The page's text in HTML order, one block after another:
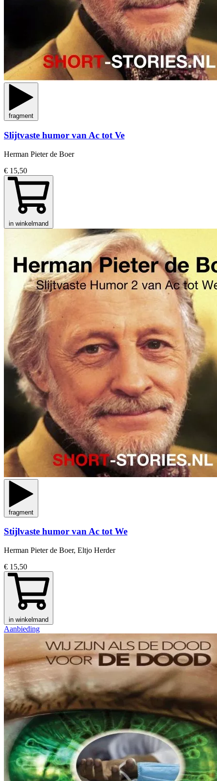
fragment
Slijtvaste humor van Ac tot Ve
Herman Pieter de Boer
€ 15,50
in winkelmand
fragment
Stijlvaste humor van Ac tot We
Herman Pieter de Boer, Eltjo Herder
€ 15,50
in winkelmand
Aanbieding